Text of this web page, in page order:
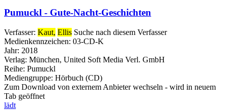
Pumuckl - Gute-Nacht-Geschichten
Verfasser: Kaut, Ellis Suche nach diesem Verfasser
Medienkennzeichen: 03-CD-K
Jahr: 2018
Verlag: München, United Soft Media Verl. GmbH
Reihe: Pumuckl
Mediengruppe: Hörbuch (CD)
Zum Download von externem Anbieter wechseln - wird in neuem
Tab geöffnet
lädt